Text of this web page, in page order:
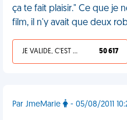
ça te fait plaisir." Ce que je
film, il n'y avait que deux
JE VALIDE, C'EST UNE VDM 50 617
Par JmeMarie - 05/08/2011